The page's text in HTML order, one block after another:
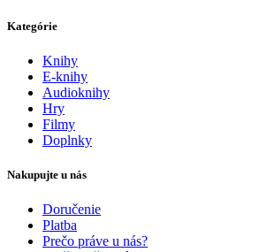
Kategórie
Knihy
E-knihy
Audioknihy
Hry
Filmy
Doplnky
Nakupujte u nás
Doručenie
Platba
Prečo práve u nás?